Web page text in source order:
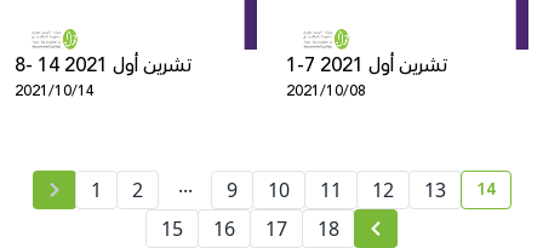
8- 14 تشرين أول 2021
2021/10/14
1-7 تشرين أول 2021
2021/10/08
1 2 ... 9 10 11 12 13
14
15
16 17 18